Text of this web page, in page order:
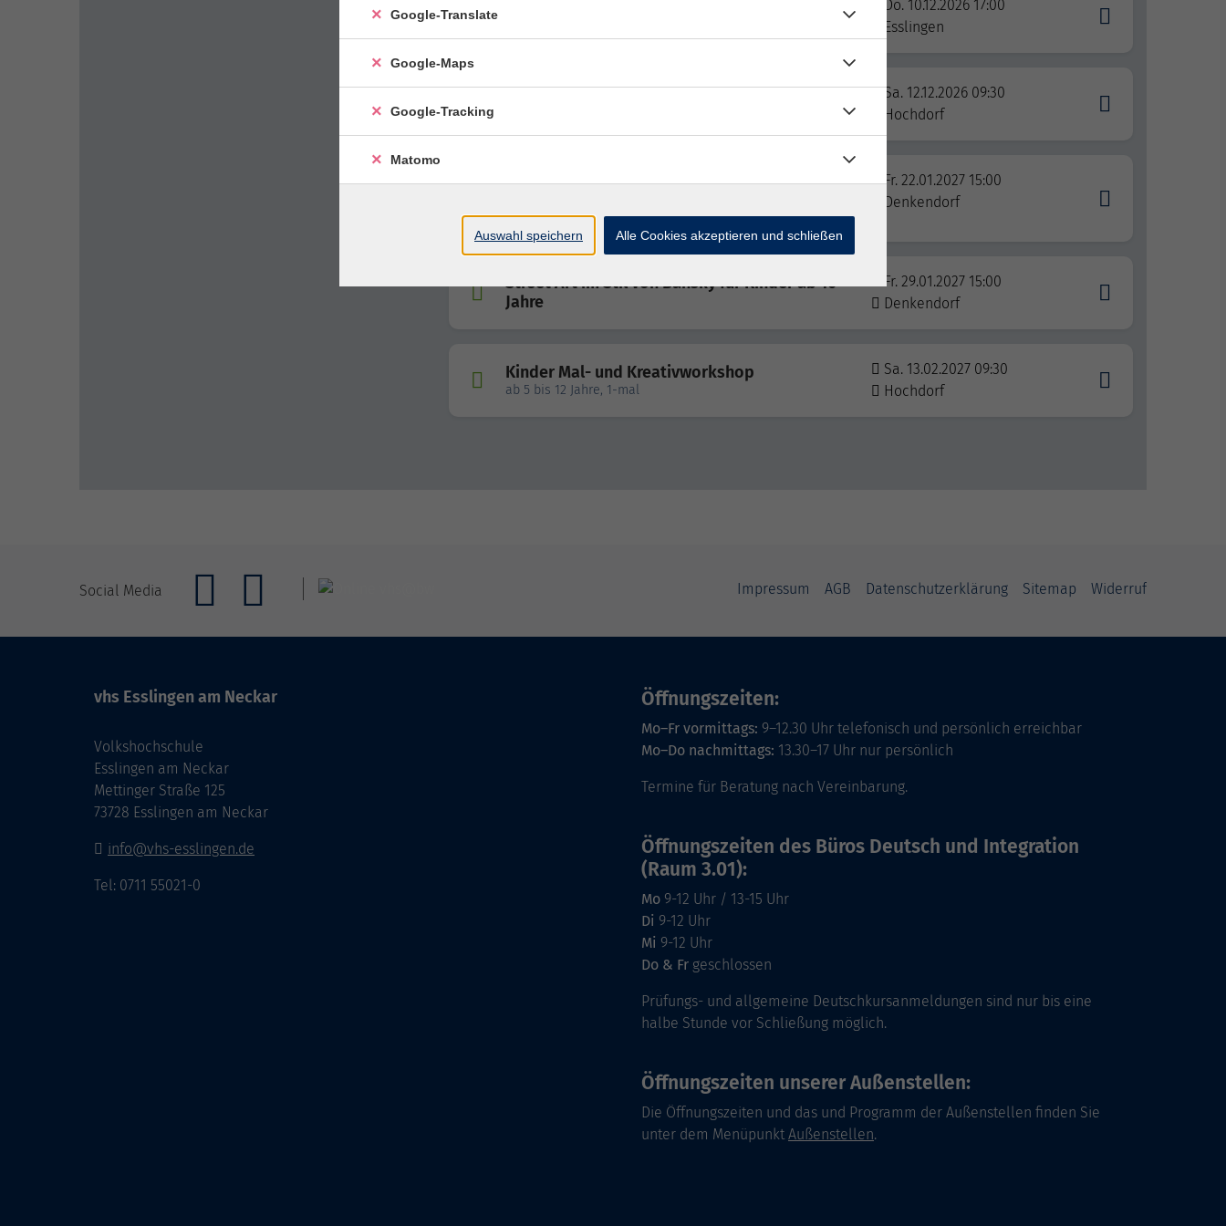
Do. 10.12.2026 17:00
Esslingen
Sa. 12.12.2026 09:30
Hochdorf
Zauberhafte Harry-Potter-Deko – Gestalte
Harry-Potter-Fans ab 8 J.
Fr. 22.01.2027 15:00
Denkendorf
Street Art im Stil von Bansky für Kinder ab 10
Jahre
Fr. 29.01.2027 15:00
Denkendorf
Kinder Mal- und Kreativworkshop
ab 5 bis 12 Jahre, 1-mal
Sa. 13.02.2027 09:30
Hochdorf
Social Media Impressum AGB Datenschutzerklärung Sitemap Widerruf
vhs Esslingen am Neckar
Volkshochschule
Esslingen am Neckar
Mettinger Straße 125
73728 Esslingen am Neckar
info@vhs-esslingen.de
Tel: 0711 55021-0
Öffnungszeiten:
Mo–Fr vormittags: 9–12.30 Uhr telefonisch und persönlich erreichbar
Mo–Do nachmittags: 13.30–17 Uhr nur persönlich
Termine für Beratung nach Vereinbarung.
Öffnungszeiten des Büros Deutsch und Integration
(Raum 3.01):
Mo 9-12 Uhr / 13-15 Uhr
Di 9-12 Uhr
Mi 9-12 Uhr
Do & Fr geschlossen
Prüfungs- und allgemeine Deutschkursanmeldungen sind nur bis eine
halbe Stunde vor Schließung möglich.
Öffnungszeiten unserer Außenstellen:
Die Öffnungszeiten und das und Programm der Außenstellen finden Sie
unter dem MenüpunktAußenstellen.
Google-Translate
Google-Maps
Google-Tracking
Matomo
Auswahl speichern Alle Cookies akzeptieren und schließen